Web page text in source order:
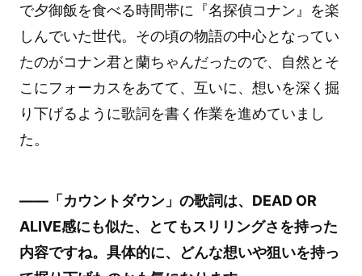
で夕御飯を食べる時間帯に『名探偵コナン』を楽
しんでいた世代。その頃の物語の中心となってい
たのがコナン君と蘭ちゃんだったので、自然とそ
こにフォーカスをあてて、互いに、想いを深く掘
り下げるように歌詞を書く作業を進めていまし
た。
――「カウントダウン」の歌詞は、DEAD OR
ALIVE感にも似た、とてもスリリングさを持った
内容ですね。具体的に、どんな想いや狙いを持っ